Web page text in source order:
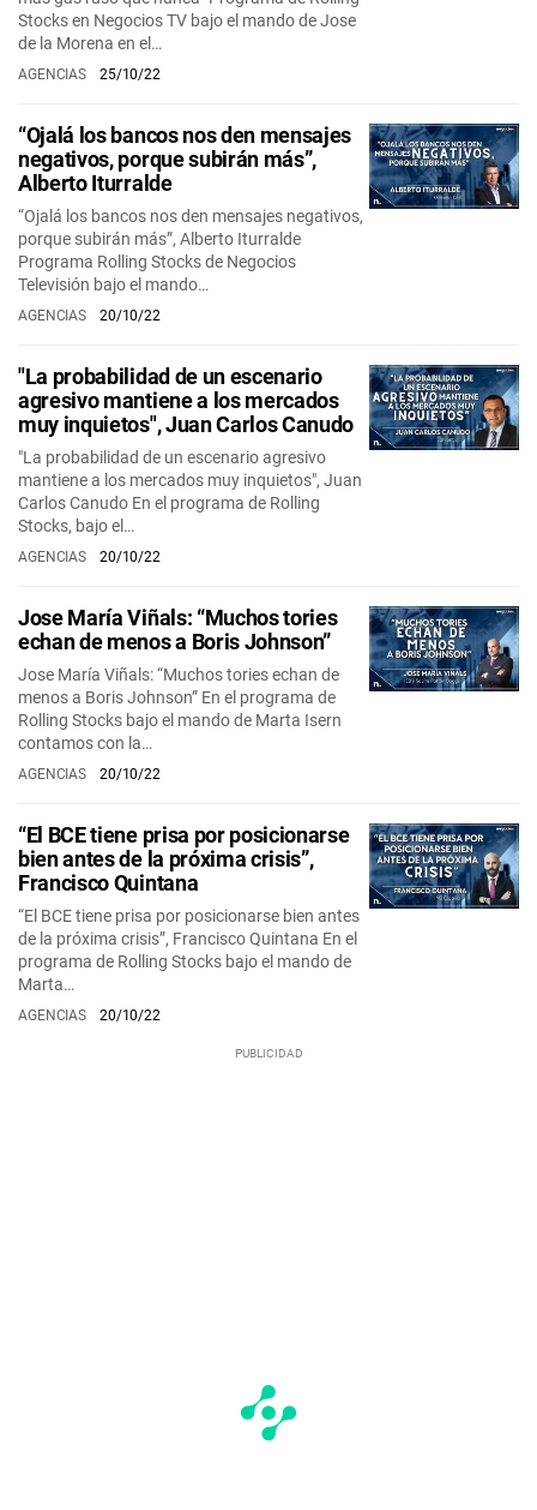
Stocks en Negocios TV bajo el mando de Jose
de la Morena en el…
AGENCIAS 25/10/22
“Ojalá los bancos nos den mensajes
negativos, porque subirán más”,
Alberto Iturralde
“Ojalá los bancos nos den mensajes negativos,
porque subirán más”, Alberto Iturralde
Programa Rolling Stocks de Negocios
Televisión bajo el mando…
AGENCIAS 20/10/22
"La probabilidad de un escenario
agresivo mantiene a los mercados
muy inquietos", Juan Carlos Canudo
"La probabilidad de un escenario agresivo
mantiene a los mercados muy inquietos", Juan
Carlos Canudo En el programa de Rolling
Stocks, bajo el…
AGENCIAS 20/10/22
Jose María Viñals: “Muchos tories
echan de menos a Boris Johnson”
Jose María Viñals: “Muchos tories echan de
menos a Boris Johnson” En el programa de
Rolling Stocks bajo el mando de Marta Isern
contamos con la…
AGENCIAS 20/10/22
“El BCE tiene prisa por posicionarse
bien antes de la próxima crisis”,
Francisco Quintana
“El BCE tiene prisa por posicionarse bien antes
de la próxima crisis”, Francisco Quintana En el
programa de Rolling Stocks bajo el mando de
Marta…
AGENCIAS 20/10/22